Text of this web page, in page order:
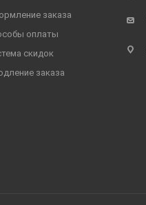
заказа
оплаты
скидок
заказа